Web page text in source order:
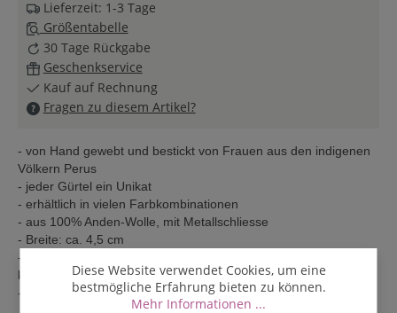
Lieferzeit: 1-3 Tage
Größentabelle
30 Tage Rückgabe
Geschenkservice
Kauf auf Rechnung
Fragen zu diesem Artikel?
- von Hand gewebt und bestickt von Frauen aus den indigenen
Völkern Perus
- jeder Gürtel ein Unikat
- erhältlich in vielen Farbkombinationen
- aus 100% Anden-Wolle, mit Metallschliesse
- Breite: ca. 4,5 cm
- durch die fünf Löcher ist der Gürtel größenverstellbar und
kann immer passend getragen werden.
- Pflege: trocken reinigen
Diese Website verwendet Cookies, um eine
bestmögliche Erfahrung bieten zu können.
Mehr Informationen ...